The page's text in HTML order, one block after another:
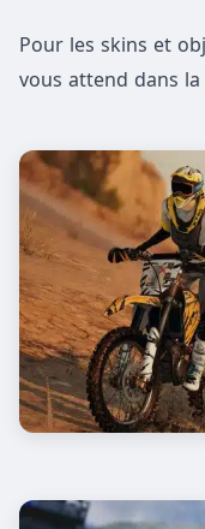
Pour les skins et
vous attend dans la